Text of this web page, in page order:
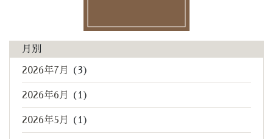
月別
2026年7月 (3)
2026年6月 (1)
2026年5月 (1)